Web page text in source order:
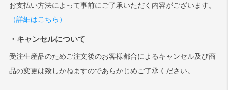
お支払い方法によって事前にご了承いただく内容がございます。
（詳細はこちら）
・キャンセルについて
受注生産品のためご注文後のお客様都合によるキャンセル及び商
品の変更は致しかねますのであらかじめご了承ください。